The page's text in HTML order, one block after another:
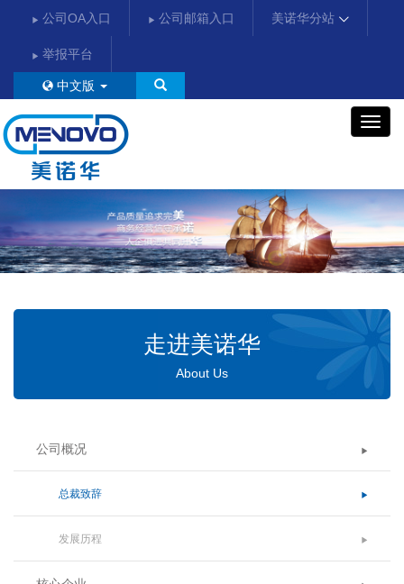
公司OA入口 公司邮箱入口 美诺华分站
举报平台
中文版
美
诺
走进美诺华
About Us
公司概况
总裁致辞
发展历程